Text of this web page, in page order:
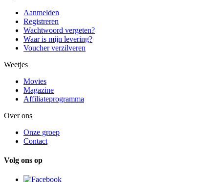
Aanmelden
Registreren
Wachtwoord vergeten?
Waar is mijn levering?
Voucher verzilveren
Weetjes
Movies
Magazine
Affiliateprogramma
Over ons
Onze groep
Contact
Volg ons op